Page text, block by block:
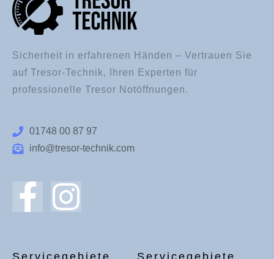
Sicherheit in erfahrenen Händen – Vertrauen Sie
auf Tresor-Technik, Ihren Experten für
professionelle Tresor Notöffnungen.
01748 00 87 97
info@tresor-technik.com